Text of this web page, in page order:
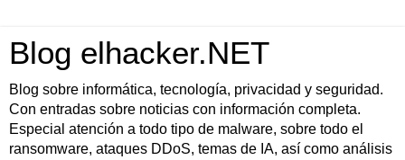
Blog elhacker.NET
Blog sobre informática, tecnología, privacidad y seguridad.
Con entradas sobre noticias con información completa.
Especial atención a todo tipo de malware, sobre todo el
ransomware, ataques DDoS, temas de IA, así como análisis